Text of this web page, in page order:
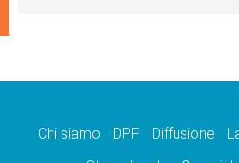
Chi siamo DPF Diffusione